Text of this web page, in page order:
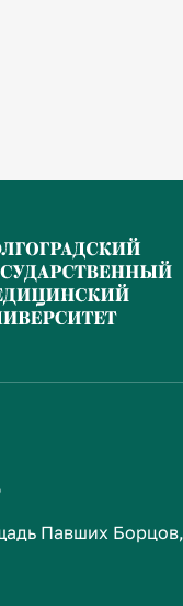
Павших